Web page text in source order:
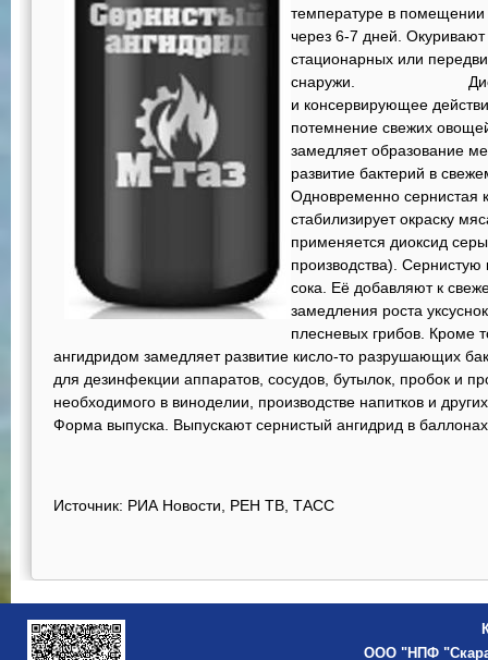
температуре в
через 6-7 дней.
стационарных или
снаружи. Диоксид
и консервирующее
потемнение свежих
замедляет образование
развитие бактерий в
Одновременно сернистая
стабилизирует окраску
применяется диоксид
производства). Сернистую
сока. Её добавляют к
замедления роста
плесневых грибов. Кроме
ангидридом замедляет развитие кисло-то разрушающих
для дезинфекции аппаратов, сосудов, бутылок, пробок и
необходимого в виноделии, производстве напитков и
Форма выпуска. Выпускают сернистый ангидрид в баллонах
Источник: РИА Новости, РЕН ТВ, ТАСС
ООО "НПФ